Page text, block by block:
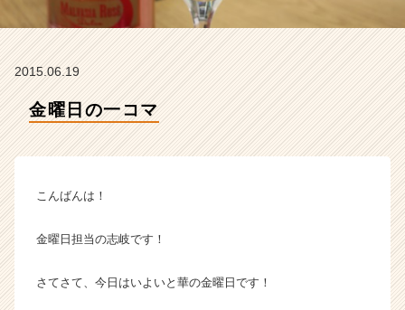
ら
ト
が
く
イ
チ
2015.06.19
金曜日の一コマ
こんばんは！
金曜日担当の志岐です！
さてさて、今日はいよいと華の金曜日です！